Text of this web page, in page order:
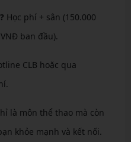
Học phí + sân (150.000
ban đầu).
CLB hoặc qua
là môn thể thao mà còn
khỏe mạnh và kết nối.